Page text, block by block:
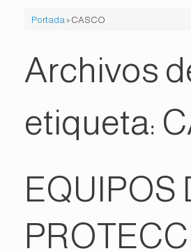
Portada » CASCO
Archivos
etiqueta:
EQUIPOS